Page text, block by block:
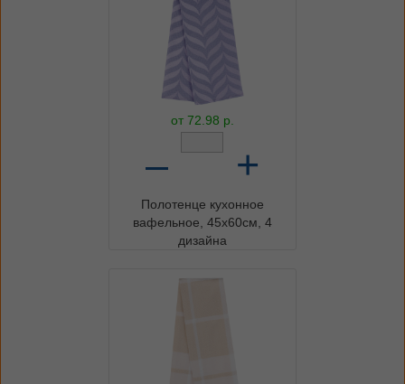
от 72.98 р.
– +
Полотенце кухонное
вафельное, 45х60см, 4
дизайна